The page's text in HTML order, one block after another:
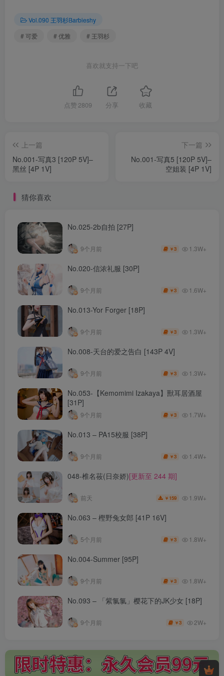
Vol.090 王羽杉Barbieshy
# 可爱
# 优雅 # 王羽杉
喜欢就支持一下吧
点赞 2809 分享 收藏
上一篇
No.001-写真3 [120P 5V]–
黑丝 [4P 1V]
下一篇
No.001-写真5 [120P 5V]–
空姐装 [4P 1V]
猜你喜欢
No.025-2b自拍 [27P]
9个月前 ￥3 1.3W+
No.020-信浓礼服 [30P]
9个月前 ￥3 1.6W+
No.013-Yor Forger [18P]
9个月前 ￥3 1.3W+
No.008-天台的爱之告白 [143P 4V]
9个月前 ￥3 1.3W+
No.053-【Kemomimi Izakaya】獸耳居酒屋
[31P]
9个月前 ￥3 1.7W+
No.013 – PA15校服 [38P]
9个月前 ￥3 1.4W+
048-椎名莜(日奈娇)[更新至 244 期]
前天 ￥ 159 1.9W+
No.063 – 樫野兔女郎 [41P 16V]
5个月前 ￥3 1.8W+
No.004-Summer [95P]
9个月前 ￥3 1.8W+
No.093 – 「紫氯氯」樱花下的JK少女 [18P]
9个月前 ￥3 2W+